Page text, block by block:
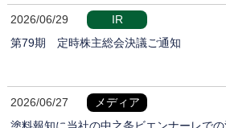
2026/06/29
IR
第79期 定時株主総会決議ご通知
2026/06/27
メディア
塗料報知に当社の中之条ビエンナーレで